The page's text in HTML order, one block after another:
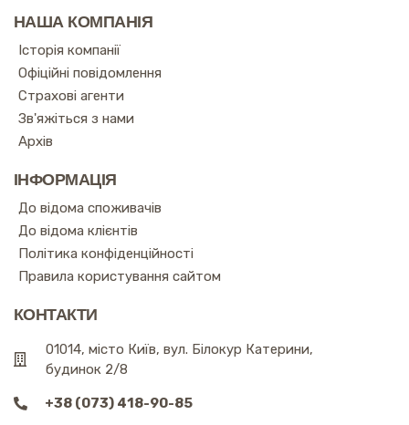
НАША КОМПАНІЯ
Історія компанії
Офіційні повідомлення
Страхові агенти
Зв'яжіться з нами
Архів
ІНФОРМАЦІЯ
До відома споживачів
До відома клієнтів
Політика конфіденційності
Правила користування сайтом
КОНТАКТИ
01014, місто Київ, вул. Білокур Катерини,
будинок 2/8
+38 (073) 418-90-85